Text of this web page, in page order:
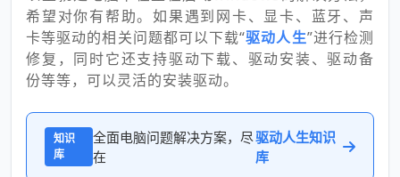
希望对你有帮助。如果遇到网卡、显卡、蓝牙、声
卡等驱动的相关问题都可以下载“驱动人生”进行检测
修复，同时它还支持驱动下载、驱动安装、驱动备
份等等，可以灵活的安装驱动。
知识
库
全面电脑问题解决方案，尽
在
驱动人生知识
库